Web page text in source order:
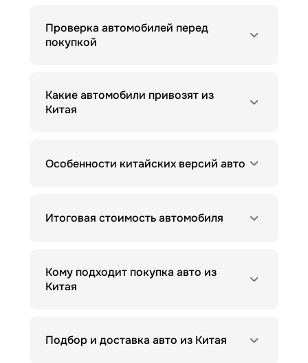
Проверка автомобилей перед
покупкой
Какие автомобили привозят из
Китая
Особенности китайских версий авто
Итоговая стоимость автомобиля
Кому подходит покупка авто из
Китая
Подбор и доставка авто из Китая